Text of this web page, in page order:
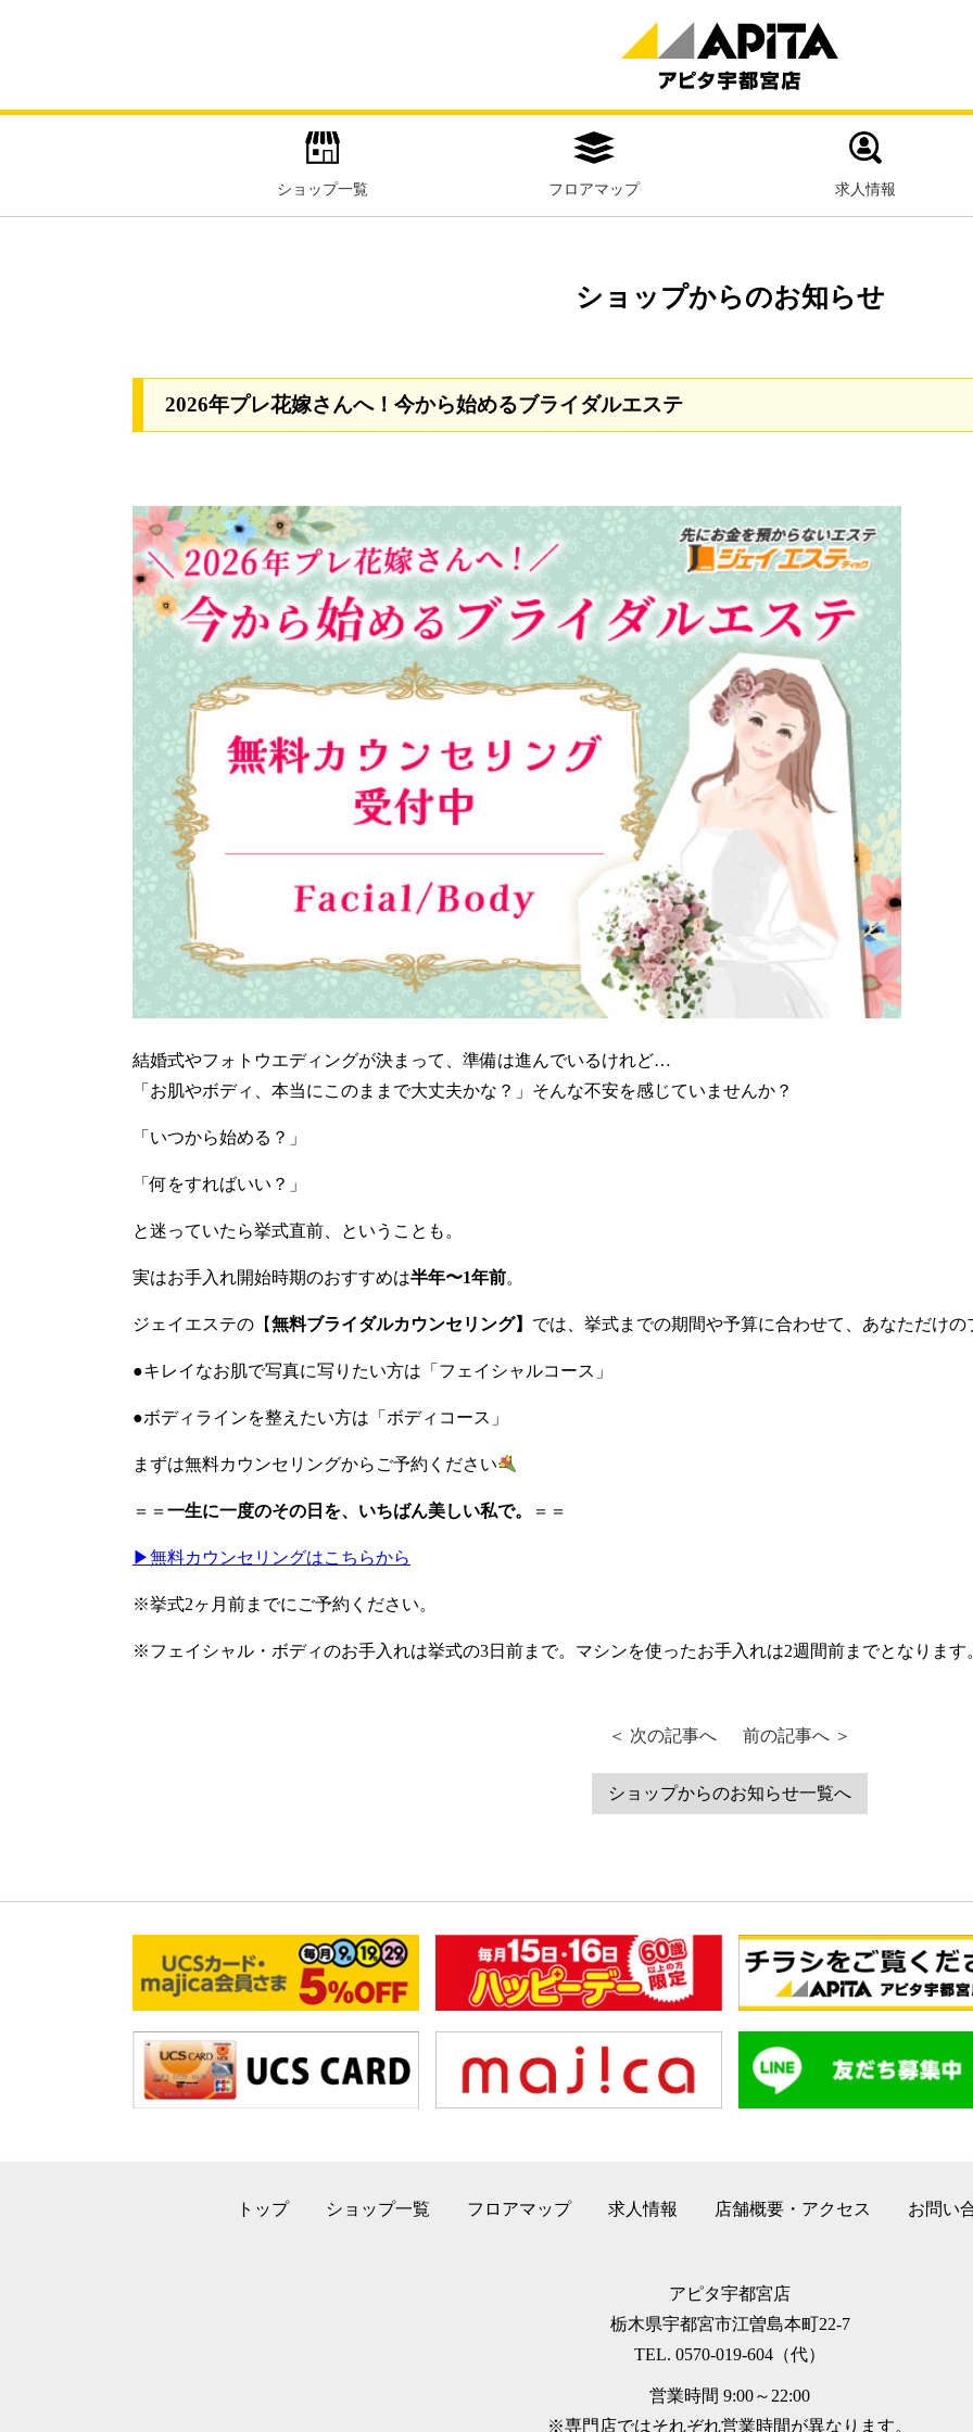
ショップ一覧 フロアマップ 求人情報
ショップからのお知らせ
2026年プレ花嫁さんへ！今から始めるブライダルエステ
結婚式やフォトウエディングが決まって、準備は進んでいるけれど…
「お肌やボディ、本当にこのままで大丈夫かな？」そんな不安を感じていませんか？
「いつから始める？」
「何をすればいい？」
と迷っていたら挙式直前、ということも。
実はお手入れ開始時期のおすすめは半年〜1年前。
ジェイエステの【無料ブライダルカウンセリング】 では、挙式までの期間や予算に合わせて、あなただけ
●キレイなお肌で写真に写りたい方は「フェイシャルコース」
●ボディラインを整えたい方は「ボディコース」
まずは無料カウンセリングからご予約ください
＝＝ 一生に一度のその日を、いちばん美しい私で。 ＝＝
▶︎無料カウンセリングはこちらから
※挙式2ヶ月前までにご予約ください。
※フェイシャル・ボディのお手入れは挙式の3日前まで。マシンを使ったお手入れは2週間前までとなります
＜ 次の記事へ 前の記事へ ＞
ショップからのお知らせ一覧へ
トップ ショップ一覧 フロアマップ 求人情報 店舗概要・アクセス お問い
アピタ宇都宮店
栃木県宇都宮市江曽島本町22-7
TEL. 0570-019-604（代）
営業時間 9:00～22:00
※専門店ではそれぞれ営業時間が異なります。